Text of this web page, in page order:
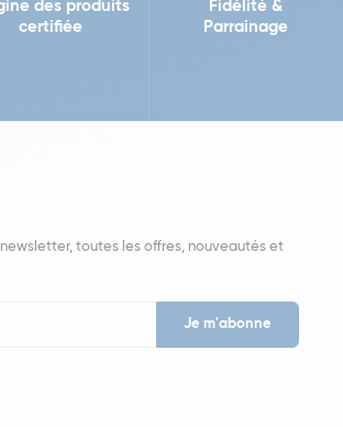
des produits
certifiée
Fidélité &
Parrainage
toutes les offres, nouveautés et